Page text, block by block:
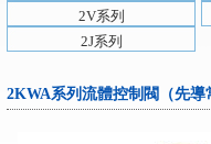
2V系列
2J系列
2KWA系列流體控制閥（先導